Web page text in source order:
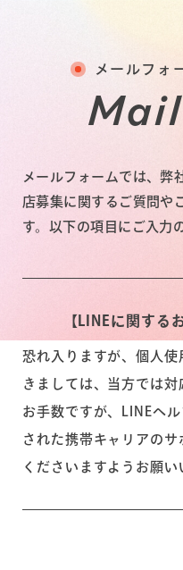
メールフォ
メールフォームでは、弊
店募集に関するご質問や
す。以下の項目にご入力
【LINEに関する
恐れ入りますが、個人使
きましては、当方では対
お手数ですが、LINEヘ
された携帯キャリアの
くださいますようお願い